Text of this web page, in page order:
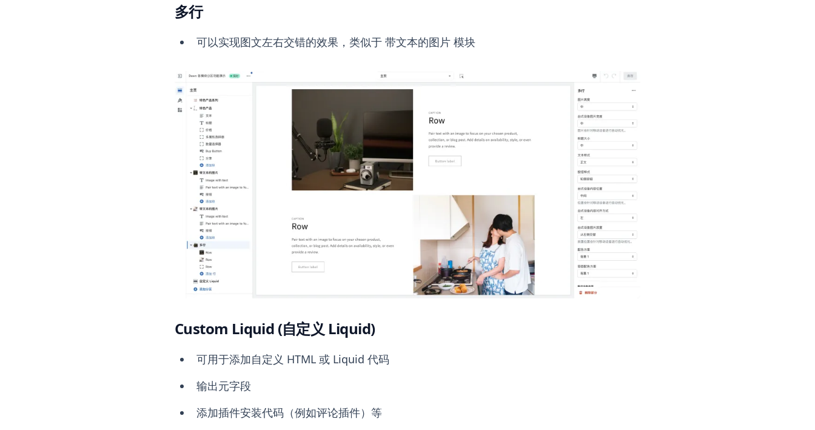
多行
可以实现图文左右交错的效果，类似于 带文本的图片 模块
Custom Liquid (自定义 Liquid)
可用于添加自定义 HTML 或 Liquid 代码
输出元字段
添加插件安装代码（例如评论插件）等